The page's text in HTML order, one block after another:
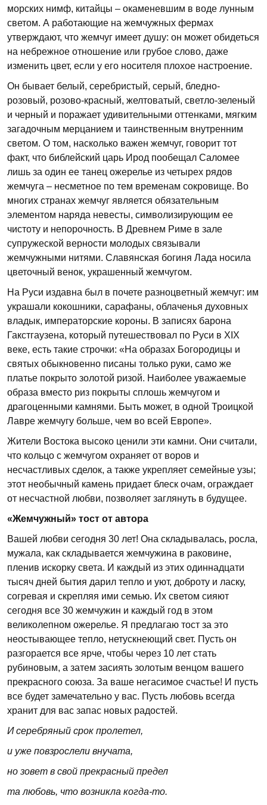
морских нимф, китайцы – окаменевшим в воде лунным
светом. А работающие на жемчужных фермах
утверждают, что жемчуг имеет душу: он может обидеться
на небрежное отношение или грубое слово, даже
изменить цвет, если у его носителя плохое настроение.
Он бывает белый, серебристый, серый, бледно-
розовый, розово-красный, желтоватый, светло-зеленый
и черный и поражает удивительными оттенками, мягким
загадочным мерцанием и таинственным внутренним
светом. О том, насколько важен жемчуг, говорит тот
факт, что библейский царь Ирод пообещал Саломее
лишь за один ее танец ожерелье из четырех рядов
жемчуга – несметное по тем временам сокровище. Во
многих странах жемчуг является обязательным
элементом наряда невесты, символизирующим ее
чистоту и непорочность. В Древнем Риме в зале
супружеской верности молодых связывали
жемчужными нитями. Славянская богиня Лада носила
цветочный венок, украшенный жемчугом.
На Руси издавна был в почете разноцветный жемчуг: им
украшали кокошники, сарафаны, облаченья духовных
владык, императорские короны. В записях барона
Гакстгаузена, который путешествовал по Руси в XIX
веке, есть такие строчки: «На образах Богородицы и
святых обыкновенно писаны только руки, само же
платье покрыто золотой ризой. Наиболее уважаемые
образа вместо риз покрыты сплошь жемчугом и
драгоценными камнями. Быть может, в одной Троицкой
Лавре жемчугу больше, чем во всей Европе».
Жители Востока высоко ценили эти камни. Они считали,
что кольцо с жемчугом охраняет от воров и
несчастливых сделок, а также укрепляет семейные узы;
этот необычный камень придает блеск очам, ограждает
от несчастной любви, позволяет заглянуть в будущее.
«Жемчужный» тост от автора
Вашей любви сегодня 30 лет! Она складывалась, росла,
мужала, как складывается жемчужина в раковине,
пленив искорку света. И каждый из этих одиннадцати
тысяч дней бытия дарил тепло и уют, доброту и ласку,
согревая и скрепляя ими семью. Их светом сияют
сегодня все 30 жемчужин и каждый год в этом
великолепном ожерелье. Я предлагаю тост за это
неостывающее тепло, нетускнеющий свет. Пусть он
разгорается все ярче, чтобы через 10 лет стать
рубиновым, а затем засиять золотым венцом вашего
прекрасного союза. За ваше негасимое счастье! И пусть
все будет замечательно у вас. Пусть любовь всегда
хранит для вас запас новых радостей.
И серебряный срок пролетел,
и уже повзрослели внучата,
но зовет в свой прекрасный предел
та любовь, что возникла когда-то.